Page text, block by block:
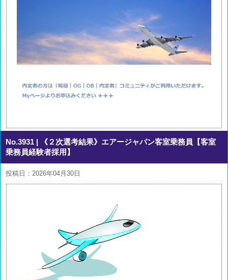
No.3931 | 《２次選考結果》エアージャパン客室乗務員【客室
乗務員経験者採用】
投稿日：2026年04月30日